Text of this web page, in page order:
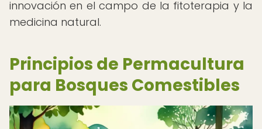
innovación en el campo de la fitoterapia y la
medicina natural.
Principios de Permacultura
para Bosques Comestibles